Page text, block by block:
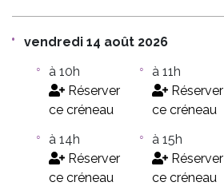
vendredi 14 août 2026
à 10h
Réserver
ce créneau
à 11h
Réserver
ce créneau
à 14h
Réserver
ce créneau
à 15h
Réserver
ce créneau